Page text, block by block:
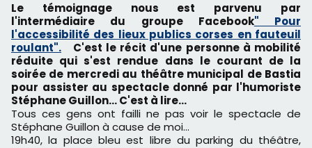
Le témoignage nous est parvenu par
l'intermédiaire du groupe Facebook" Pour
l'accessibilité des lieux publics corses en fauteuil
roulant".
C'est le récit d'une personne à mobilité
réduite qui s'est rendue dans le courant de la
soirée de mercredi au théâtre municipal de Bastia
pour assister au spectacle donné par l'humoriste
Stéphane Guillon… C'est à lire…
Tous ces gens ont failli ne pas voir le spectacle de
Stéphane Guillon à cause de moi...
19h40, la place bleu est libre du parking du théâtre,